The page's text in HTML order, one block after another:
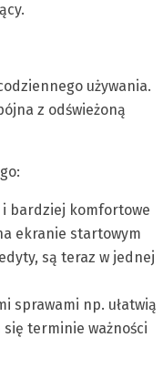
używania.
z odświeżoną
i bardziej komfortowe
ekranie startowym
są teraz w jednej
sprawami np. ułatwią
terminie ważności